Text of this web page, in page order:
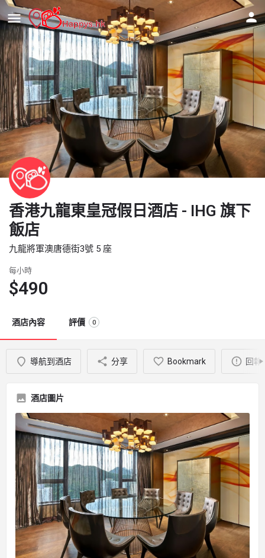
香港九龍東皇冠假日酒店 - IHG 旗下
飯店
九龍將軍澳唐德街3號 5 座
每小時
$490
酒店內容 評價 0
導航到酒店 分享 Bookmark 回報
酒店圖片